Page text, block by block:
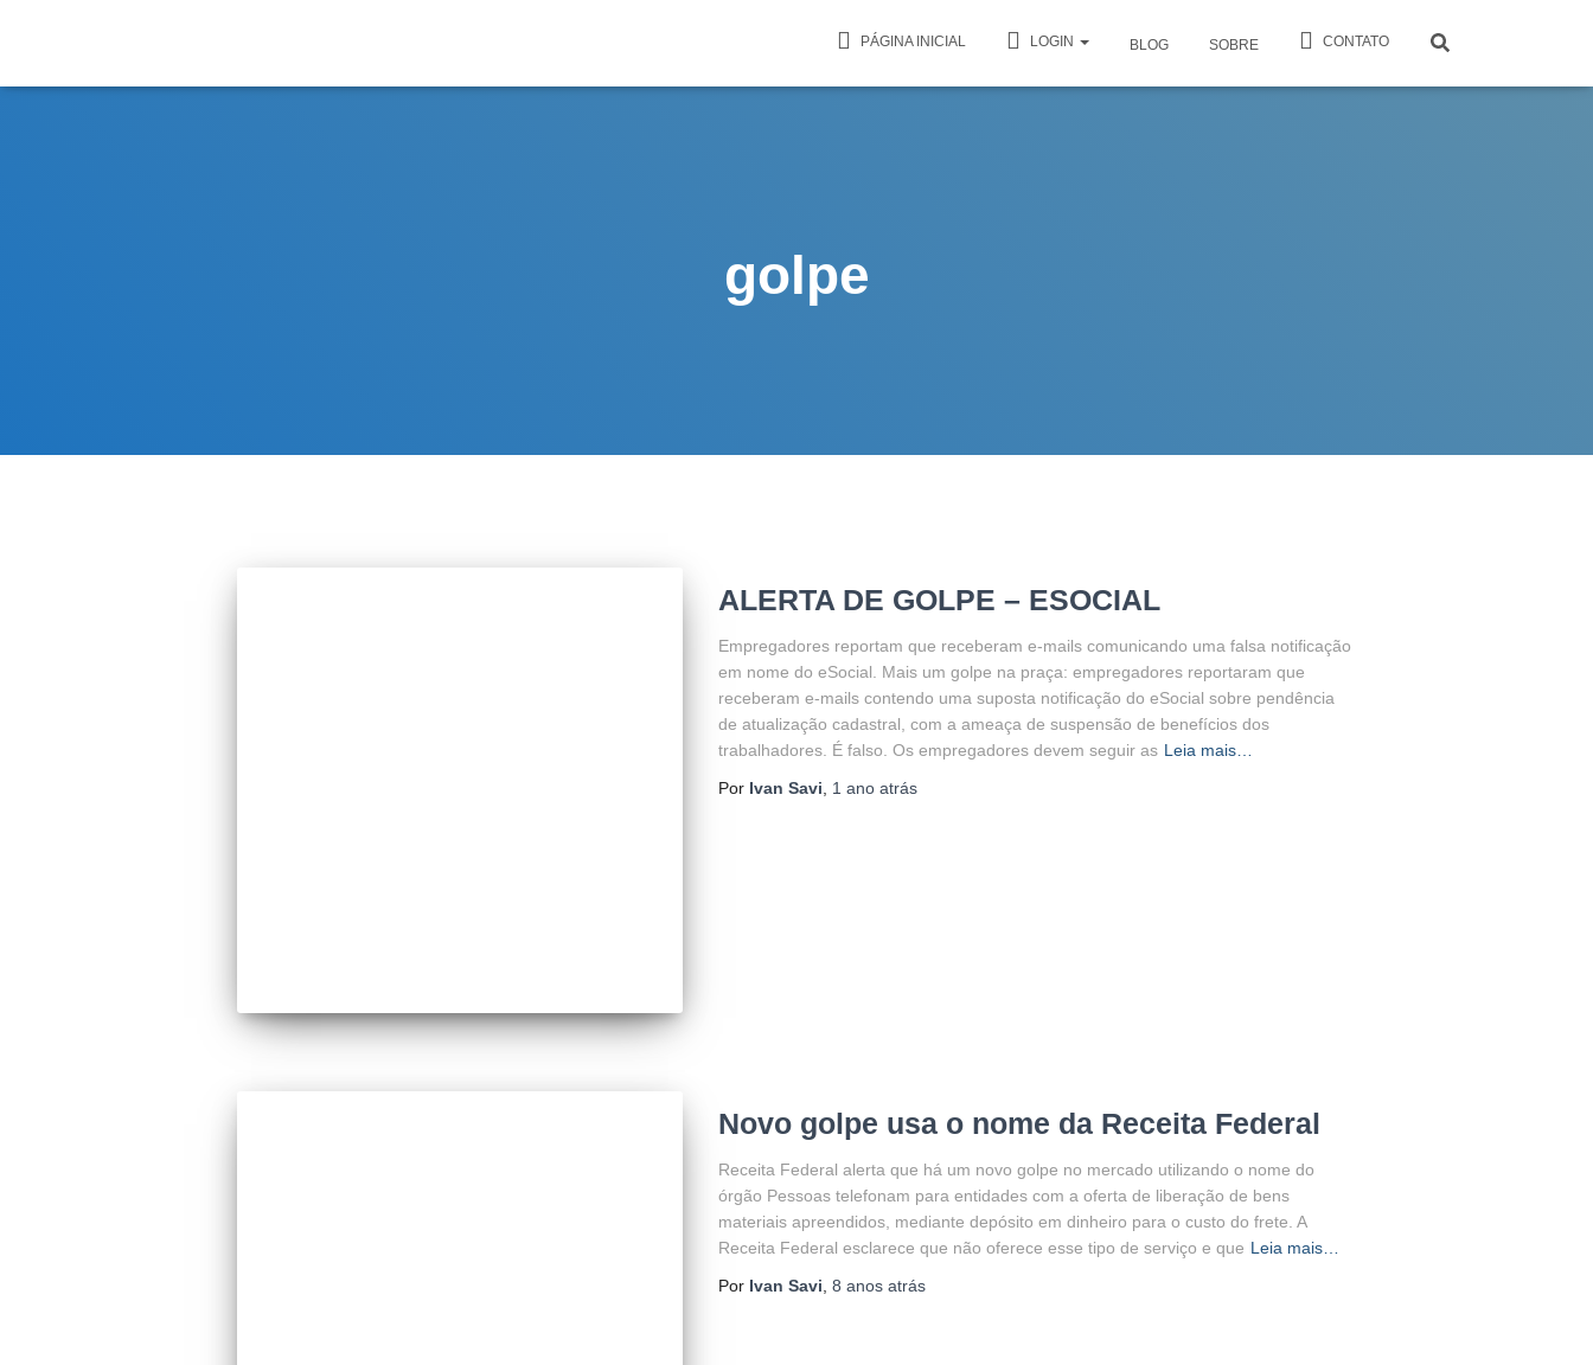
PÁGINA INICIAL LOGIN BLOG SOBRE CONTATO
golpe
ALERTA DE GOLPE – ESOCIAL
Empregadores reportam que receberam e-mails comunicando uma falsa notificação
em nome do eSocial. Mais um golpe na praça: empregadores reportaram que
receberam e-mails contendo uma suposta notificação do eSocial sobre pendência
de atualização cadastral, com a ameaça de suspensão de benefícios dos
trabalhadores. É falso. Os empregadores devem seguir as Leia mais…
Por Ivan Savi 1 anoatrás
Novo golpe usa o nome da Receita Federal
Receita Federal alerta que há um novo golpe no mercado utilizando o nome do
órgão Pessoas telefonam para entidades com a oferta de liberação de bens
materiais apreendidos, mediante depósito em dinheiro para o custo do frete. A
Receita Federal esclarece que não oferece esse tipo de serviço e que Leia mais…
Por Ivan Savi, 8 anosatrás